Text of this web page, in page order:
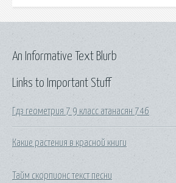
Links to Important Stuff
Гдз геометрия 7 9 класс атанасян 746
Какие растения в красной книги
Тайм скорпионс текст песни
An Informative Text Blurb